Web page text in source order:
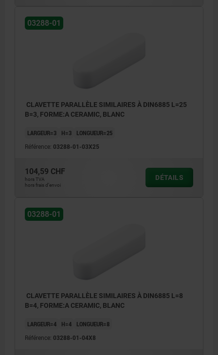
03288-01
CLAVETTE PARALLÈLE SIMILAIRES À DIN6885 L=25
B=3, FORME:A CERAMIC, BLANC
LARGEUR=3 H=3 LONGUEUR=25
Référence: 03288-01-03X25
104,59 CHF
hors TVA
hors frais d’envoi
DÉTAILS
03288-01
CLAVETTE PARALLÈLE SIMILAIRES À DIN6885 L=8
B=4, FORME:A CERAMIC, BLANC
LARGEUR=4 H=4 LONGUEUR=8
Référence: 03288-01-04X8